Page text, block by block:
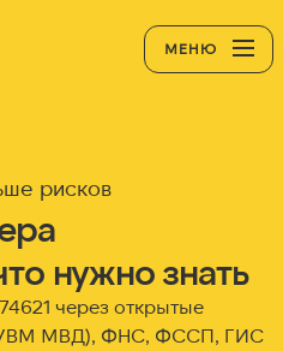
МЕНЮ
рисков
нужно знать
через открытые
МВД), ФНС, ФССП, ГИС